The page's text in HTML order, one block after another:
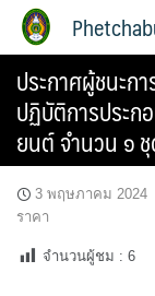
ประกาศผู้ชนะก
ปฏิบัติการประก
ยนต์ จำนวน ๑
3 พฤษภาคม 2024
ราคา
จำนวนผู้ชม : 6